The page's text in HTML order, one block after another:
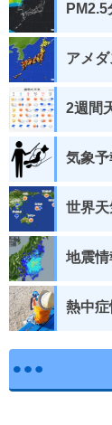
PM2.5
アメダ
2週間
気象
世界天
地震情
熱中症